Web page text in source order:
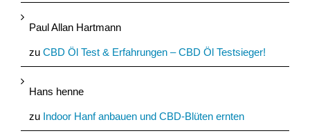
Paul Allan Hartmann
zu CBD Öl Test & Erfahrungen – CBD Öl Testsieger!
Hans henne
zu Indoor Hanf anbauen und CBD-Blüten ernten